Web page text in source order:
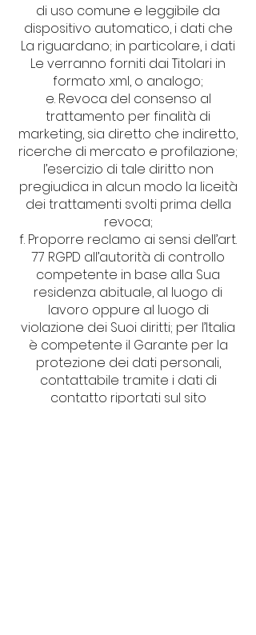
di uso comune e leggibile da
dispositivo automatico, i dati che
La riguardano; in particolare, i dati
Le verranno forniti dai Titolari in
formato .xml, o analogo;
e. Revoca del consenso al
trattamento per finalità di
marketing, sia diretto che indiretto,
ricerche di mercato e profilazione;
l’esercizio di tale diritto non
pregiudica in alcun modo la liceità
dei trattamenti svolti prima della
revoca;
f. Proporre reclamo ai sensi dell’art.
77 RGPD all’autorità di controllo
competente in base alla Sua
residenza abituale, al luogo di
lavoro oppure al luogo di
violazione dei Suoi diritti; per l’Italia
è competente il Garante per la
protezione dei dati personali,
contattabile tramite i dati di
contatto riportati sul sito